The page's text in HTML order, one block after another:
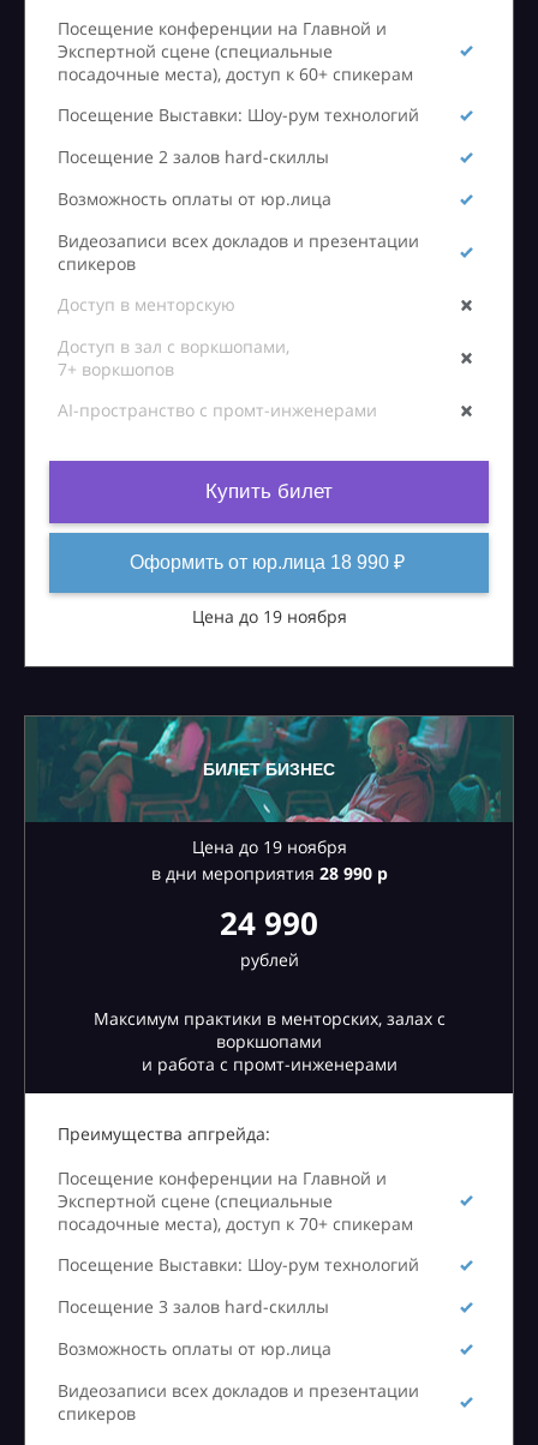
Посещение конференции на Главной и
Экспертной сцене (специальные
посадочные места), доступ к 60+ спикерам
Посещение Выставки: Шоу-рум технологий
Посещение 2 залов hard-скиллы
Возможность оплаты от юр.лица
Видеозаписи всех докладов и презентации
спикеров
Доступ в менторскую
Доступ в зал с воркшопами,
7+ воркшопов
AI-пространство с промт-инженерами
Купить билет
Оформить от юр.лица 18 990 ₽
Цена до 19 ноября
БИЛЕТ БИЗНЕС
Цена до 19 ноября
в дни мероприятия 28990 р
24 990
рублей
Максимум практики в менторских, залах с
воркшопами
и работа с промт-инженерами
Преимущества апгрейда:
Посещение конференции на Главной и
Экспертной сцене (специальные
посадочные места), доступ к 70+ спикерам
Посещение Выставки: Шоу-рум технологий
Посещение 3 залов hard-скиллы
Возможность оплаты от юр.лица
Видеозаписи всех докладов и презентации
спикеров